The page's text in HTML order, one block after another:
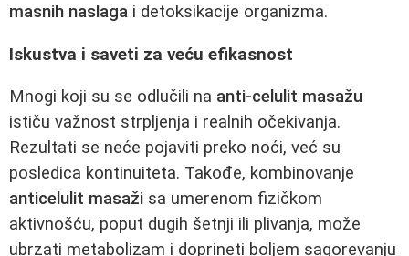
masnih naslaga i detoksikacije organizma.
Iskustva i saveti za veću efikasnost
Mnogi koji su se odlučili na anti-celulit masažu
ističu važnost strpljenja i realnih očekivanja.
Rezultati se neće pojaviti preko noći, već su
posledica kontinuiteta. Takođe, kombinovanje
anticelulit masaži sa umerenom fizičkom
aktivnošću, poput dugih šetnji ili plivanja, može
ubrzati metabolizam i doprineti boljem sagorevanju